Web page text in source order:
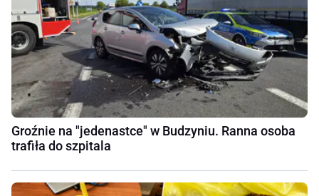
Groźnie na "jedenastce" w Budzyniu. Ranna osoba
trafiła do szpitala